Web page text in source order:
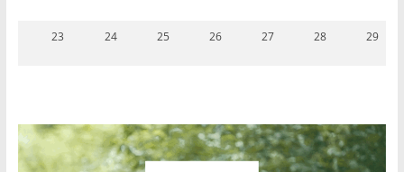
23 24 25 26 27 28 29